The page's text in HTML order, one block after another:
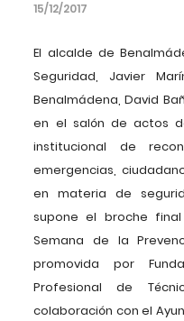
15/12/2017
El alcalde de
Seguridad, Javier
Benalmádena, David
en el salón de actos
institucional de
emergencias,
en materia de
supone el broche
Semana de la
promovida por
Profesional de
colaboración con el